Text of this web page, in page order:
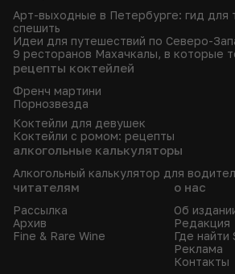
Арт-выходные в Петербурге: гид для
спешить
Идеи для путешествий по Северо-
9 ресторанов Махачкалы, в которые
рецепты коктейлей
Френч мартини
Порнозвезда
Коктейли для девушек
Коктейли с ромом: рецепты
алкогольные калькуляторы
Алкогольный калькулятор для
читателям
Рассылка
Архив
Fine & Rare Wine
о нас
Об
Редакция
Где найти
Реклама
Контакты